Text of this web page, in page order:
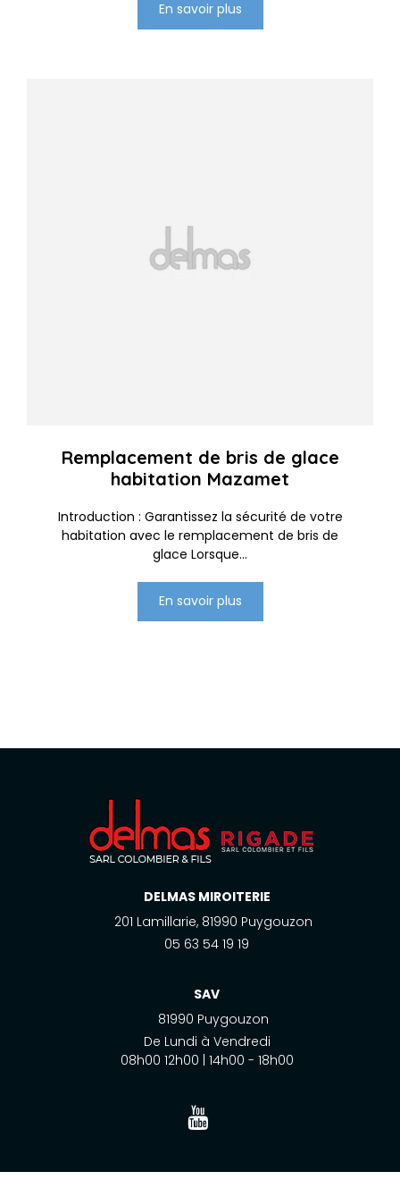
En savoir plus
Remplacement de bris de glace
habitation Mazamet
Introduction : Garantissez la sécurité de votre
habitation avec le remplacement de bris de
glace Lorsque...
En savoir plus
DELMAS MIROITERIE
201 Lamillarie, 81990 Puygouzon
05 63 54 19 19
SAV
81990 Puygouzon
De Lundi à Vendredi
08h00 12h00 | 14h00 - 18h00